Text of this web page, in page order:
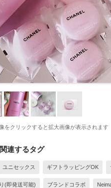
をクリックすると拡大画像が表示されます
連するタグ
ユニセックス ギフトラッピングOK
(即発送可能) ブランドコラボ